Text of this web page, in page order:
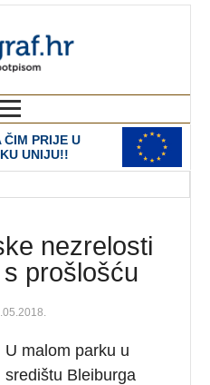
ČIM PRIJE U
UNIJU!!
nezrelosti
prošlošću
U malom parku u
središtu Bleiburga